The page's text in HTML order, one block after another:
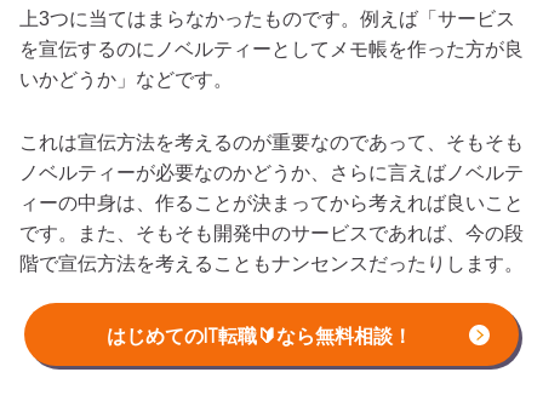
はじめてのIT転職🔰なら無料相談！
上3つに当てはまらなかったものです。例えば「サービス
を宣伝するのにノベルティーとしてメモ帳を作った方が良
いかどうか」などです。
これは宣伝方法を考えるのが重要なのであって、そもそも
ノベルティーが必要なのかどうか、さらに言えばノベルテ
ィーの中身は、作ることが決まってから考えれば良いこと
です。また、そもそも開発中のサービスであれば、今の段
階で宣伝方法を考えることもナンセンスだったりします。
こういうものは「重要性は低く、緊急性も低い」と考えて
良いでしょう。